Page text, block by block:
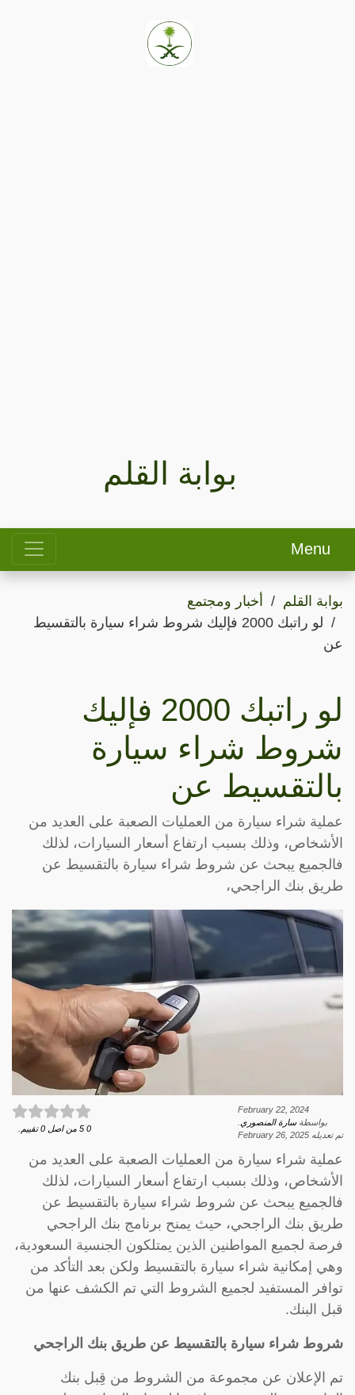
بوابة القلم
Menu
بوابة القلم
أخبار ومجتمع
لو راتبك 2000 فإليك شروط شراء سيارة بالتقسيط
عن
لو راتبك 2000 فإليك
شروط شراء سيارة
بالتقسيط عن
عملية شراء سيارة من العمليات الصعبة على العديد من
الأشخاص، وذلك بسبب ارتفاع أسعار السيارات، لذلك
فالجميع يبحث عن شروط شراء سيارة بالتقسيط عن
طريق بنك الراجحي،
February 22, 2024
بواسطةسارة المنصوري
تم تعديله February 26, 2025
0
5 من اصل 0 تقييم.
عملية شراء سيارة من العمليات الصعبة على العديد من
الأشخاص، وذلك بسبب ارتفاع أسعار السيارات، لذلك
فالجميع يبحث عن شروط شراء سيارة بالتقسيط عن
طريق بنك الراجحي، حيث يمنح برنامج بنك الراجحي
فرصة لجميع المواطنين الذين يمتلكون الجنسية السعودية،
وهي إمكانية شراء سيارة بالتقسيط ولكن بعد التأكد من
توافر المستفيد لجميع الشروط التي تم الكشف عنها من
قبل البنك.
شروط شراء سيارة بالتقسيط عن طريق بنك الراجحي
تم الإعلان عن مجموعة من الشروط من قِبل بنك